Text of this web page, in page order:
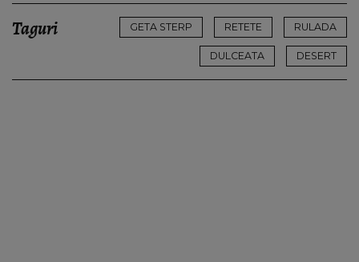
Taguri GETA STERP RETETE RULADA
DULCEATA DESERT